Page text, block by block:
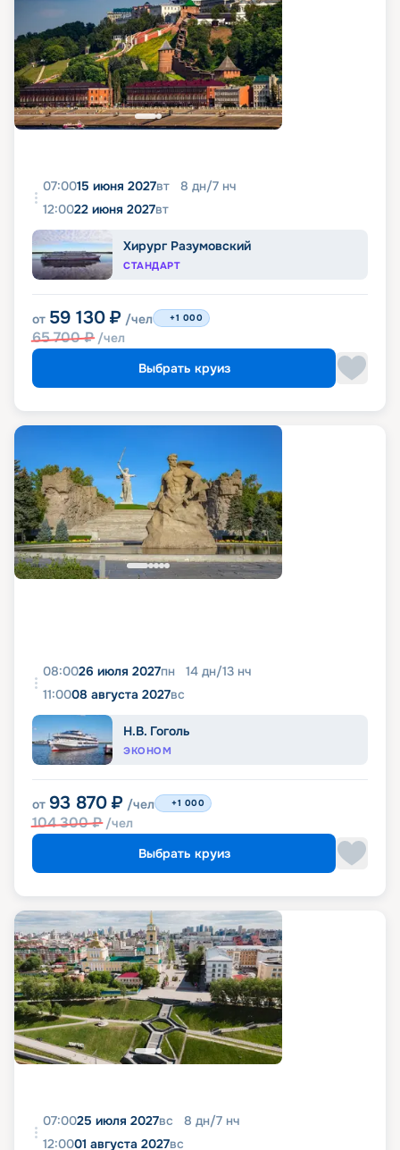
07:0015 июня 2027вт 8 дн/7 нч
12:0022 июня 2027вт
Хирург Разумовский
СТАНДАРТ
от 59 130 ₽ /чел
65 700₽ /чел
+1 000
Выбрать круиз
08:0026 июля 2027пн 14 дн/13 нч
11:0008 августа 2027вс
Н.В. Гоголь
ЭКОНОМ
от 93 870 ₽ /чел
104 300₽ /чел
+1 000
Выбрать круиз
07:0025 июля 2027вс 8 дн/7 нч
12:0001 августа 2027вс